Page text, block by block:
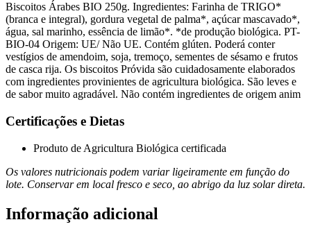
Biscoitos Árabes BIO 250g. Ingredientes: Farinha de TRIGO*
(branca e integral), gordura vegetal de palma*, açúcar mascavado*,
água, sal marinho, essência de limão*. *de produção biológica. PT-
BIO-04 Origem: UE/ Não UE. Contém glúten. Poderá conter
vestígios de amendoim, soja, tremoço, sementes de sésamo e frutos
de casca rija. Os biscoitos Próvida são cuidadosamente elaborados
com ingredientes provinientes de agricultura biológica. São leves e
de sabor muito agradável. Não contém ingredientes de origem anim
Certificações e Dietas
Produto de Agricultura Biológica certificada
Os valores nutricionais podem variar ligeiramente em função do
lote. Conservar em local fresco e seco, ao abrigo da luz solar direta.
Informação adicional